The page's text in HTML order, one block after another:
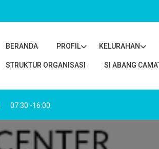
BERANDA PROFIL KELURAHAN
STRUKTUR ORGANISASI SI ABANG
07:30 -16:00